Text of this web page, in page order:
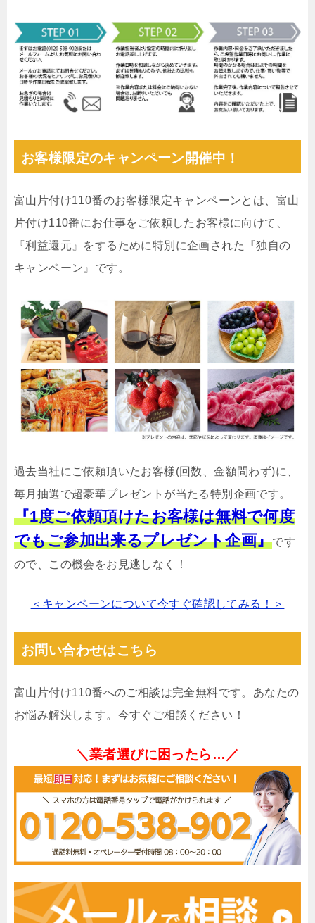
お客様限定のキャンペーン開催中！
富山片付け110番のお客様限定キャンペーンとは、富山
片付け110番にお仕事をご依頼したお客様に向けて、
『利益還元』をするために特別に企画された『独自の
キャンペーン』です。
過去当社にご依頼頂いたお客様(回数、金額問わず)に、
毎月抽選で超豪華プレゼントが当たる特別企画です。
『1度ご依頼頂けたお客様は無料で何度
でもご参加出来るプレゼント企画』です
ので、この機会をお見逃しなく！
＜キャンペーンについて今すぐ確認してみる！＞
お問い合わせはこちら
富山片付け110番へのご相談は完全無料です。あなたの
お悩み解決します。今すぐご相談ください！
＼業者選びに困ったら…／